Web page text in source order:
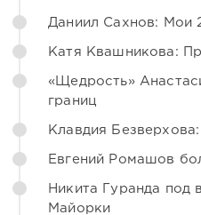
Даниил Сахнов: Мои
Катя Квашникова:
«Щедрость»
границ
Клавдия
Евгений Ромашов
Никита Гуранда под
Майорки